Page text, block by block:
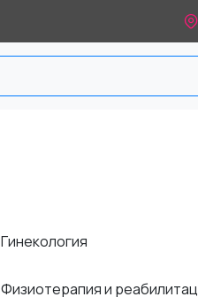
Гинекология
Физиотерапия и